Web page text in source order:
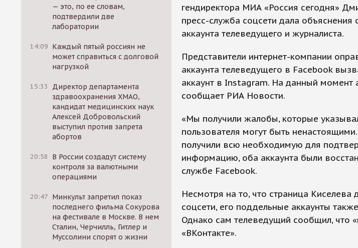
— это, по ее словам,
подтвердили две
лаборатории
14:09 Каждый пятый россиян не
может справиться с долговой
нагрузкой
15:33
Директор департамента
здравоохранения ХМАО,
кандидат медицинских наук
Алексей Добровольский
выступил против запрета
абортов
20:58
В России создадут систему
контроля за валютными
операциями
20:47 Минкульт запретил показ
последнего фильма Сокурова
на фестивале в Москве. В нем
Сталин, Черчилль, Гитлер и
Муссолини спорят о жизни
гендиректора МИА «Россия сегодня»
пресс-служба соцсети дала
аккаунта телеведущего и журналиста.
Представители интернет-компании
аккаунта телеведущего в Facebook
аккаунт в Instagram. На данный момент
сообщает РИА Новости.
«Мы получили жалобы, которые
пользователя могут быть
получили всю необходимую для
информацию, оба аккаунта были
службе Facebook.
Несмотря на то, что страница Киселева
соцсети, его поддельные аккаунты
Однако сам телеведущий сообщил, что
«ВКонтакте».